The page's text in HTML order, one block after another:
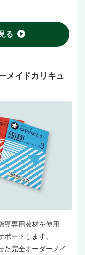
る
メイドカリキュ
導専用教材を使用
ートします。
た完全オーダーメイ